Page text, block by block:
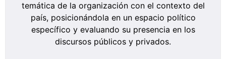
temática de la organización con el contexto del
país, posicionándola en un espacio político
específico y evaluando su presencia en los
discursos públicos y privados.